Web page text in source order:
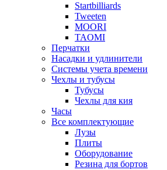
Startbilliards
Tweeten
MOORI
TAOMI
Перчатки
Насадки и удлинители
Системы учета времени
Чехлы и тубусы
Тубусы
Чехлы для кия
Часы
Все комплектующие
Лузы
Плиты
Оборудование
Резина для бортов